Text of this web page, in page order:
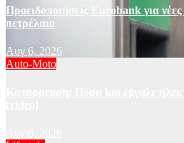
Προειδοποιήσεις Eurobank για νέες
πετρέλαιο
Αυγ 6, 2026
Auto-Moto